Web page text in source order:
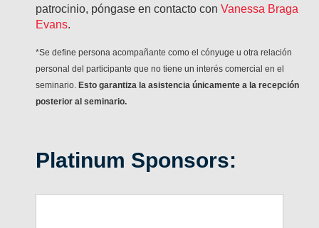
patrocinio, póngase en contacto con Vanessa Braga
Evans.
*Se define persona acompañante como el cónyuge u otra relación
personal del participante que no tiene un interés comercial en el
seminario. Esto garantiza la asistencia únicamente a la recepción
posterior al seminario.
Platinum Sponsors: